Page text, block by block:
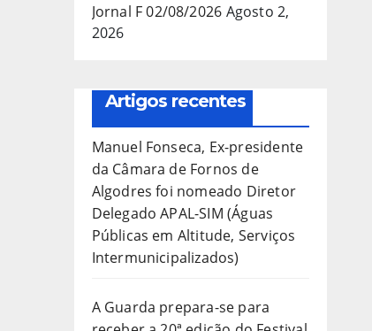
Jornal F 02/08/2026 Agosto 2,
2026
Artigos recentes
Manuel Fonseca, Ex-presidente
da Câmara de Fornos de
Algodres foi nomeado Diretor
Delegado APAL-SIM (Águas
Públicas em Altitude, Serviços
Intermunicipalizados)
A Guarda prepara-se para